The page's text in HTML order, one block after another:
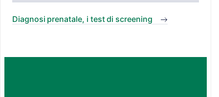
Diagnosi prenatale, i test di screening